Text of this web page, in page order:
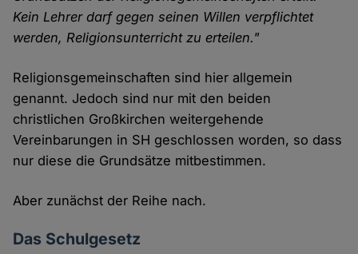
Kein Lehrer darf gegen seinen Willen verpflichtet
werden, Religionsunterricht zu erteilen."
Religionsgemeinschaften sind hier allgemein
genannt. Jedoch sind nur mit den beiden
christlichen Großkirchen weitergehende
Vereinbarungen in SH geschlossen worden, so dass
nur diese die Grundsätze mitbestimmen.
Aber zunächst der Reihe nach.
Das Schulgesetz